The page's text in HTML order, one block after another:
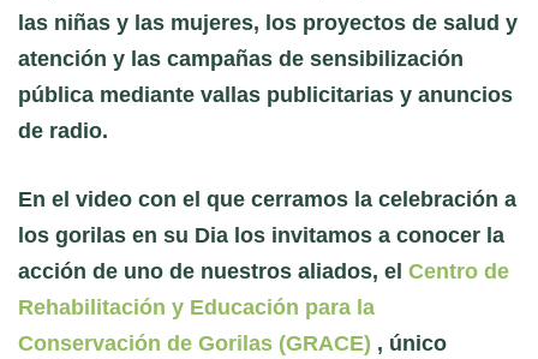
las niñas y las mujeres, los proyectos de salud y
atención y las campañas de sensibilización
pública mediante vallas publicitarias y anuncios
de radio.
En el video con el que cerramos la celebración a
los gorilas en su Dia los invitamos a conocer la
acción de uno de nuestros aliados, el Centro de
Rehabilitación y Educación para la
Conservación de Gorilas (GRACE) , único